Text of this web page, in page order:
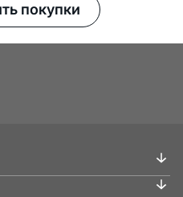
покупки